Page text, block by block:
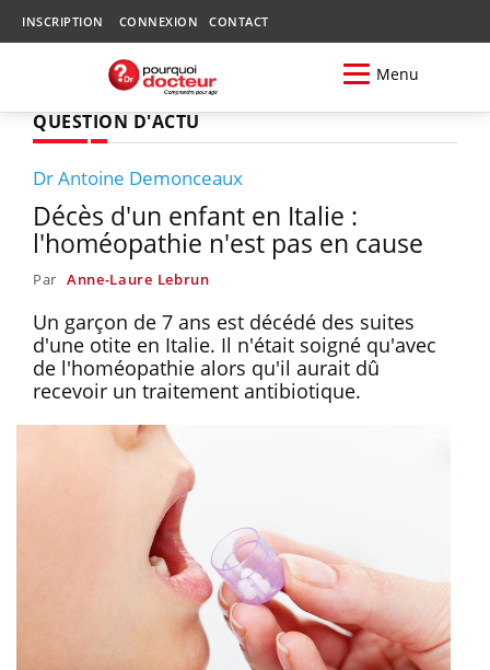
INSCRIPTION CONNEXION CONTACT
Menu
QUESTION D'ACTU
Dr Antoine Demonceaux
Décès d'un enfant en Italie :
l'homéopathie n'est pas en cause
Par Anne-Laure Lebrun
Un garçon de 7 ans est décédé des suites
d'une otite en Italie. Il n'était soigné qu'avec
de l'homéopathie alors qu'il aurait dû
recevoir un traitement antibiotique.